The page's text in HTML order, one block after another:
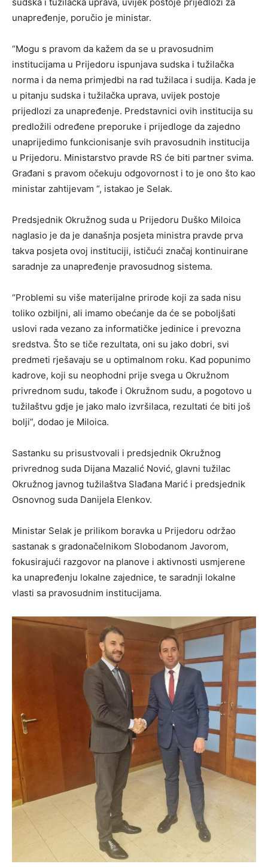
sudska i tužilačka uprava, uvijek postoje prijedlozi za
unapređenje, poručio je ministar.
“Mogu s pravom da kažem da se u pravosudnim
institucijama u Prijedoru ispunjava sudska i tužilačka
norma i da nema primjedbi na rad tužilaca i sudija. Kada je
u pitanju sudska i tužilačka uprava, uvijek postoje
prijedlozi za unapređenje. Predstavnici ovih institucija su
predložili određene preporuke i prijedloge da zajedno
unaprijedimo funkcionisanje svih pravosudnih institucija
u Prijedoru. Ministarstvo pravde RS će biti partner svima.
Građani s pravom očekuju odgovornost i to je ono što kao
ministar zahtijevam “, istakao je Selak.
Predsjednik Okružnog suda u Prijedoru Duško Miloica
naglasio je da je današnja posjeta ministra pravde prva
takva posjeta ovoj instituciji, ističući značaj kontinuirane
saradnje za unapređenje pravosudnog sistema.
“Problemi su više materijalne prirode koji za sada nisu
toliko ozbiljni, ali imamo obećanje da će se poboljšati
uslovi rada vezano za informatičke jedinice i prevozna
sredstva. Što se tiče rezultata, oni su jako dobri, svi
predmeti rješavaju se u optimalnom roku. Kad popunimo
kadrove, koji su neophodni prije svega u Okružnom
privrednom sudu, takođe i Okružnom sudu, a pogotovo u
tužilaštvu gdje je jako malo izvršilaca, rezultati će biti još
bolji”, dodao je Miloica.
Sastanku su prisustvovali i predsjednik Okružnog
privrednog suda Dijana Mazalić Nović, glavni tužilac
Okružnog javnog tužilaštva Slađana Marić i predsjednik
Osnovnog suda Danijela Elenkov.
Ministar Selak je prilikom boravka u Prijedoru održao
sastanak s gradonačelnikom Slobodanom Javorom,
fokusirajući razgovor na planove i aktivnosti usmjerene
ka unapređenju lokalne zajednice, te saradnji lokalne
vlasti sa pravosudnim institucijama.